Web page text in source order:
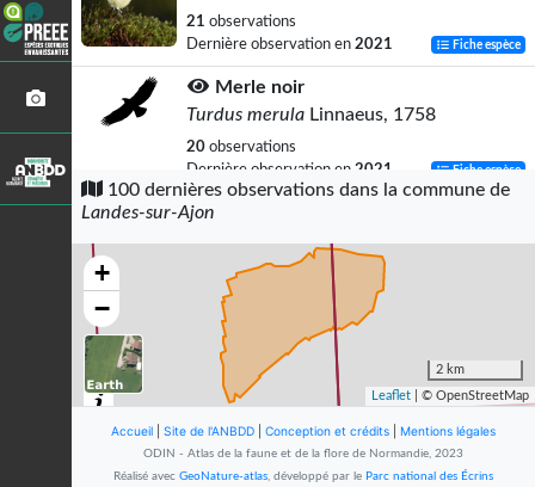
21 observations
Dernière observation en 2021 Fiche espèce
Merle noir
Turdus merula Linnaeus, 1758
20 observations
Dernière observation en 2021 Fiche espèce
Fringilla coelebsLinnaeus, 1758
observations
Dernière observation en
2021
Accenteur mouchet
Prunella modularis (Linnaeus, 1758)
observations
Rougegorge familier
100 dernières observations dans la commune de
Landes-sur-Ajon
+
−
2 km
Leaflet | © OpenStreetMap
Accueil Site de l'ANBDD Conception et crédits Mentions légales
ODIN - Atlas de la faune et de la flore de Normandie, 2023
Réalisé avec GeoNature-atlas, développé par le Parc national des Écrins